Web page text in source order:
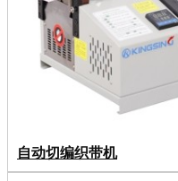
自动切编织带机